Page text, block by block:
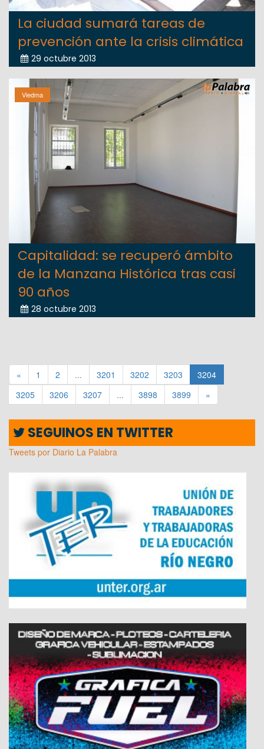
La ciudad sumará tareas de
prevención ante la crisis climática
29 octubre 2013
Viedma
Capitalidad: se recuperó ámbito
de la Manzana Histórica tras casi
90 años
28 octubre 2013
« 1 2 ... 3201 3202 3203
3204
3205
3206 3207 ... 3898 3899 »
SEGUINOS EN TWITTER
Tweets por Diario La Palabra